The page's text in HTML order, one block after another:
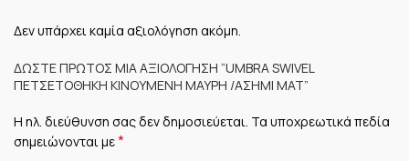
Δεν υπάρχει καμία αξιολόγηση ακόμη.
ΔΏΣΤΕ ΠΡΏΤΟΣ ΜΊΑ ΑΞΙΟΛΌΓΗΣΗ “UMBRA SWIVEL
ΠΕΤΣΕΤΟΘΉΚΗ ΚΙΝΟΎΜΕΝΗ ΜΑΎΡΗ /ΑΣΗΜΊ ΜΑΤ”
Η ηλ. διεύθυνση σας δεν δημοσιεύεται. Τα υποχρεωτικά πεδία
σημειώνονται με*